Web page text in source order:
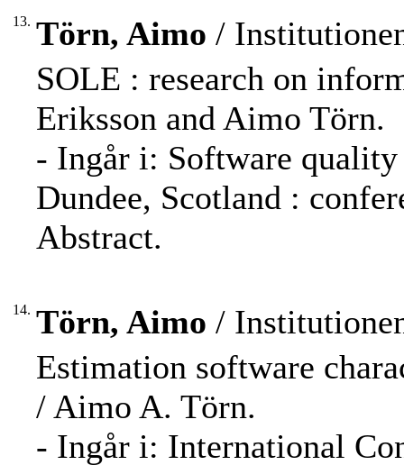
13. Törn, Aimo /
SOLE : research on
Eriksson and Aimo Törn.
- Ingår i: Software quality
Dundee, Scotland :
Abstract.
14. Törn, Aimo /
Estimation software
/ Aimo A. Törn.
- Ingår i: International